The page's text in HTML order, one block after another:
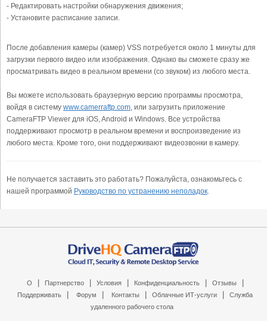
- Редактировать настройки обнаружения движения;
- Установите расписание записи.
После добавления камеры (камер) VSS потребуется около 1 минуты для
загрузки первого видео или изображения. Однако вы сможете сразу же
просматривать видео в реальном времени (со звуком) из любого места.
Вы можете использовать браузерную версию программы просмотра,
войдя в систему www.camerraftp.com, или загрузить приложение
CameraFTP Viewer для iOS, Android и Windows. Все устройства
поддерживают просмотр в реальном времени и воспроизведение из
любого места. Кроме того, они поддерживают видеозвонки в камеру.
Не получается заставить это работать? Пожалуйста, ознакомьтесь с
нашей программой Руководство по устранению неполадок.
О | Партнерство | Условия | Конфиденциальность | Отзывы |
Поддерживать | Форум | Контакты | Облачные ИТ-услуги |
Служба
удаленного рабочего стола